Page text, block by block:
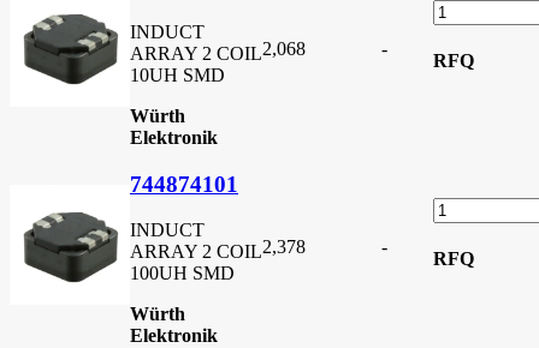
INDUCT
ARRAY 2 COIL
10UH SMD
Würth
Elektronik
2,068 -
RFQ
744874101
INDUCT
ARRAY 2 COIL
100UH SMD
Würth
Elektronik
2,378 -
RFQ